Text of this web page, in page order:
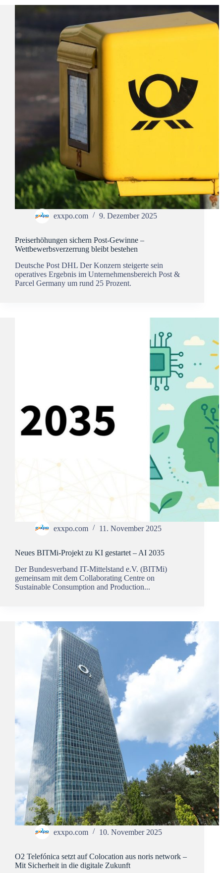
exxpo.com 9. Dezember 2025
Preiserhöhungen sichern Post-Gewinne –
Wettbewerbsverzerrung bleibt bestehen
Deutsche Post DHL Der Konzern steigerte sein
operatives Ergebnis im Unternehmensbereich Post &
Parcel Germany um rund 25 Prozent.
exxpo.com 11. November 2025
Neues BITMi-Projekt zu KI gestartet – AI 2035
Der Bundesverband IT-Mittelstand e.V. (BITMi)
gemeinsam mit dem Collaborating Centre on
Sustainable Consumption and Production...
exxpo.com 10. November 2025
O2 Telefónica setzt auf Colocation aus noris network –
Mit Sicherheit in die digitale Zukunft